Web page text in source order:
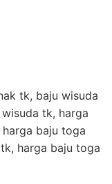
tk, baju wisuda
tk, harga
baju toga
harga baju toga